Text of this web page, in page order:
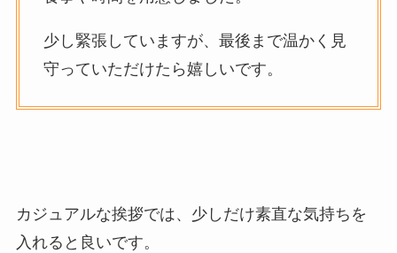
少し緊張していますが、最後まで温かく見
守っていただけたら嬉しいです。
カジュアルな挨拶では、少しだけ素直な気持ちを
入れると良いです。